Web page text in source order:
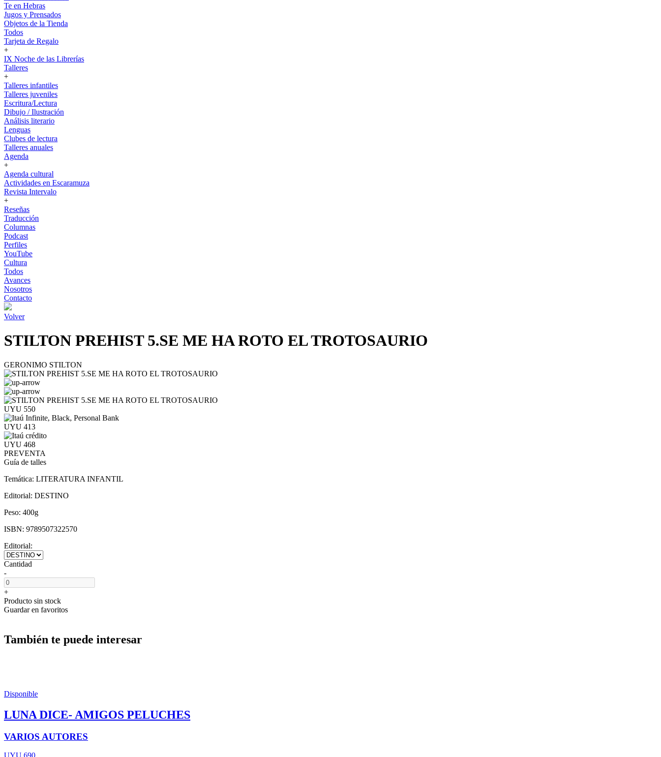
Te en Hebras
Jugos y Prensados
Objetos de la Tienda
Todos
Tarjeta de Regalo
+
IX Noche de las Librerías
Talleres
+
Talleres infantiles
Talleres juveniles
Escritura/Lectura
Dibujo / Ilustración
Análisis literario
Lenguas
Clubes de lectura
Talleres anuales
Agenda
+
Agenda cultural
Actividades en Escaramuza
Revista Intervalo
+
Reseñas
Traducción
Columnas
Podcast
Perfiles
YouTube
Cultura
Todos
Avances
Nosotros
Contacto
Volver
STILTON PREHIST 5.SE ME HA ROTO EL TROTOSAURIO
GERONIMO STILTON
UYU 550
UYU 413
UYU 468
PREVENTA
Guía de talles
Temática: LITERATURA INFANTIL
Editorial: DESTINO
Peso: 400g
ISBN: 9789507322570
Editorial:
Cantidad
-
+
Producto sin stock
Guardar en favoritos
También te puede interesar
Disponible
LUNA DICE- AMIGOS PELUCHES
VARIOS AUTORES